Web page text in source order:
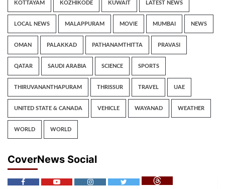
KOTTAYAM KOZHIKODE KUWAIT LATEST NEWS
LOCAL NEWS MALAPPURAM MOVIE MUMBAI NEWS
OMAN PALAKKAD PATHANAMTHITTA PRAVASI
QATAR SAUDI ARABIA SCIENCE SPORTS
THIRUVANANTHAPURAM THRISSUR TRAVEL UAE
UNITED STATE & CANADA VEHICLE WAYANAD WEATHER
WORLD WORLD
CoverNews Social